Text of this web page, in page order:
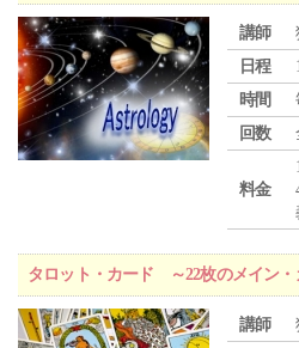
講師
日程
時間
回数
料金
タロット・カード ～22枚のメイン・
講師